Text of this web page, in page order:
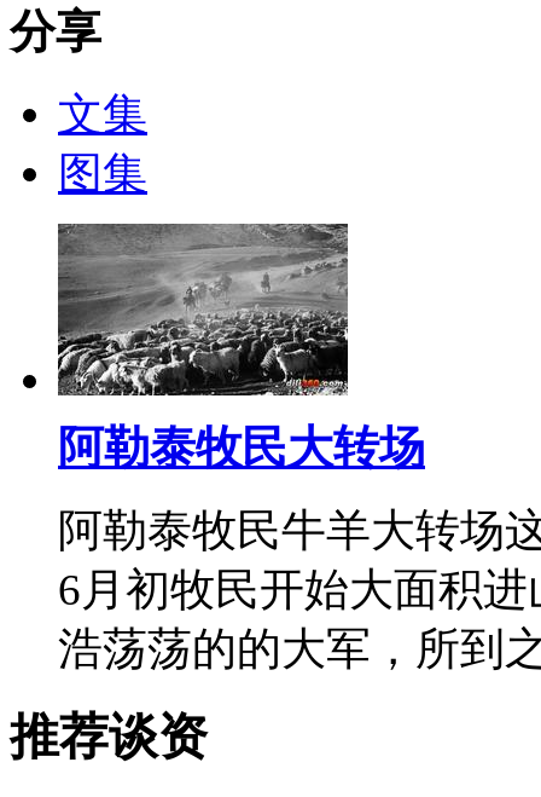
分享
文集
图集
阿勒泰牧民大转场
阿勒泰牧民牛羊大转场
6月初牧民开始大面积
浩荡荡的的大军，所
推荐谈资